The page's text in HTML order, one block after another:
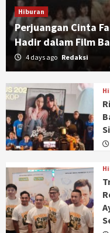
Hiburan
Perjuangan Cinta
Hadir dalam Film
4 days ago Redaksi